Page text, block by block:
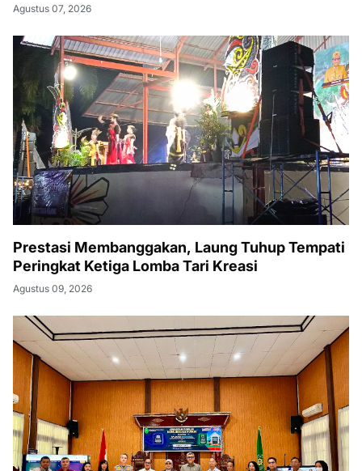
Agustus 07, 2026
Prestasi Membanggakan, Laung Tuhup Tempati
Peringkat Ketiga Lomba Tari Kreasi
Agustus 09, 2026